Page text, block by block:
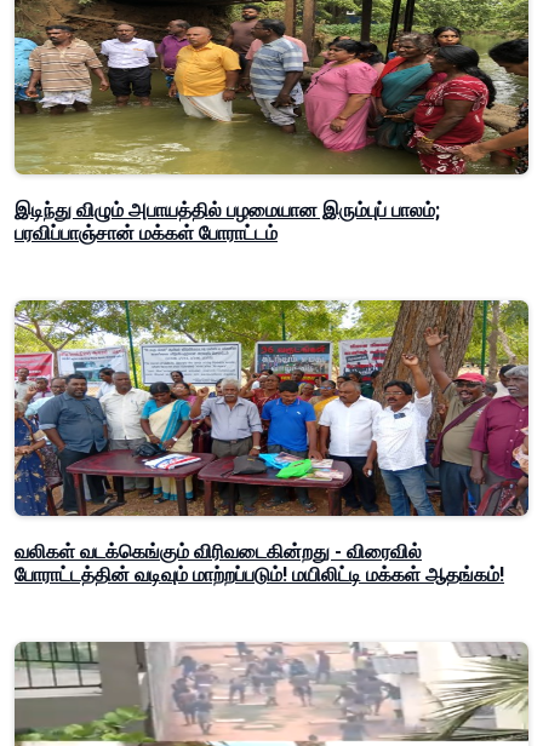
இடிந்து விழும் அபாயத்தில் பழமையான இரும்புப் பாலம்;
பரவிப்பாஞ்சான் மக்கள் போராட்டம்
வலிகள் வடக்கெங்கும் விரிவடைகின்றது - விரைவில்
போராட்டத்தின் வடிவும் மாற்றப்படும்! மயிலிட்டி மக்கள் ஆதங்கம்!